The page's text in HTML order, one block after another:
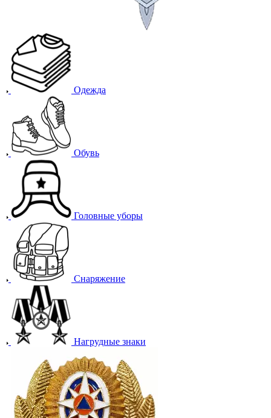
Одежда
Обувь
Головные уборы
Снаряжение
Нагрудные знаки